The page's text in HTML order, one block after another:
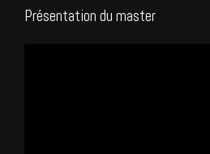
Présentation du master